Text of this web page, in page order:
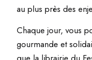
au plus près des
Chaque jour, vous
gourmande et